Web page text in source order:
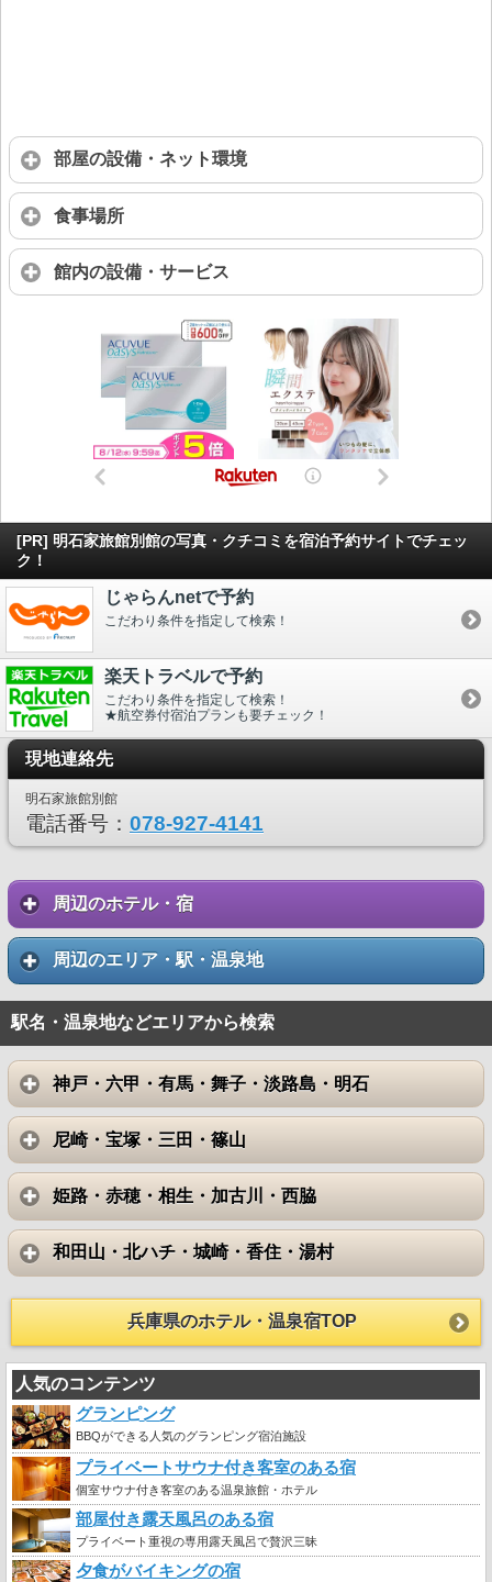
部屋の設備・ネット環境
食事場所
館内の設備・サービス
[PR] 明石家旅館別館の写真・クチコミを宿泊予約サイトでチェッ
ク！
じゃらんnetで予約
こだわり条件を指定して検索！
楽天トラベルで予約
こだわり条件を指定して検索！
★航空券付宿泊プランも要チェック！
現地連絡先
明石家旅館別館
電話番号： 078-927-4141
周辺のホテル・宿
周辺のエリア・駅・温泉地
駅名・温泉地などエリアから検索
神戸・六甲・有馬・舞子・淡路島・明石
尼崎・宝塚・三田・篠山
姫路・赤穂・相生・加古川・西脇
和田山・北ハチ・城崎・香住・湯村
兵庫県のホテル・温泉宿TOP
人気のコンテンツ
グランピング
BBQができる人気のグランピング宿泊施設
プライベートサウナ付き客室のある宿
個室サウナ付き客室のある温泉旅館・ホテル
部屋付き露天風呂のある宿
プライベート重視の専用露天風呂で贅沢三昧
夕食がバイキングの宿